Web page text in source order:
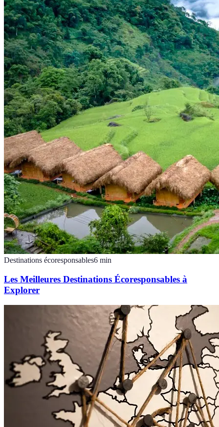
Destinations écoresponsables6 min
Les Meilleures Destinations Écoresponsables à
Explorer